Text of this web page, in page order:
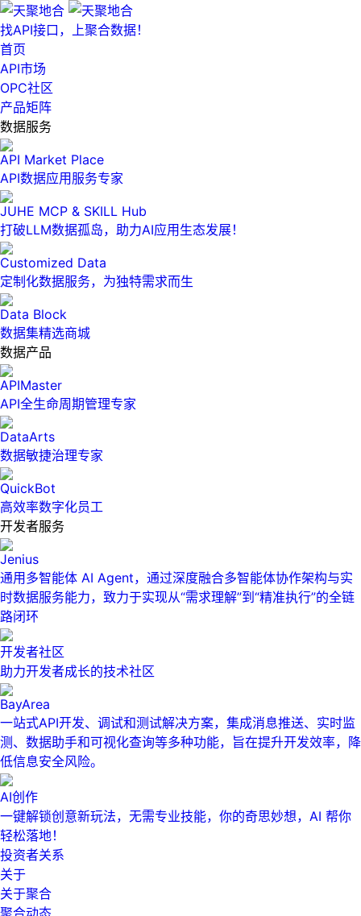
找API接口，上聚合数据！
首页
API市场
OPC社区
产品矩阵
数据服务
API Market Place
API数据应用服务专家
JUHE MCP & SKILL Hub
打破LLM数据孤岛，助力AI应用生态发展！
Customized Data
定制化数据服务，为独特需求而生
Data Block
数据集精选商城
数据产品
APIMaster
API全生命周期管理专家
DataArts
数据敏捷治理专家
QuickBot
高效率数字化员工
开发者服务
Jenius
通用多智能体 AI Agent，通过深度融合多智能体协作架构与实
时数据服务能力，致力于实现从“需求理解”到“精准执行”的全链
路闭环
开发者社区
助力开发者成长的技术社区
BayArea
一站式API开发、调试和测试解决方案，集成消息推送、实时监
测、数据助手和可视化查询等多种功能，旨在提升开发效率，降
低信息安全风险。
AI创作
一键解锁创意新玩法，无需专业技能，你的奇思妙想，AI 帮你
轻松落地！
投资者关系
关于
关于聚合
聚合动态